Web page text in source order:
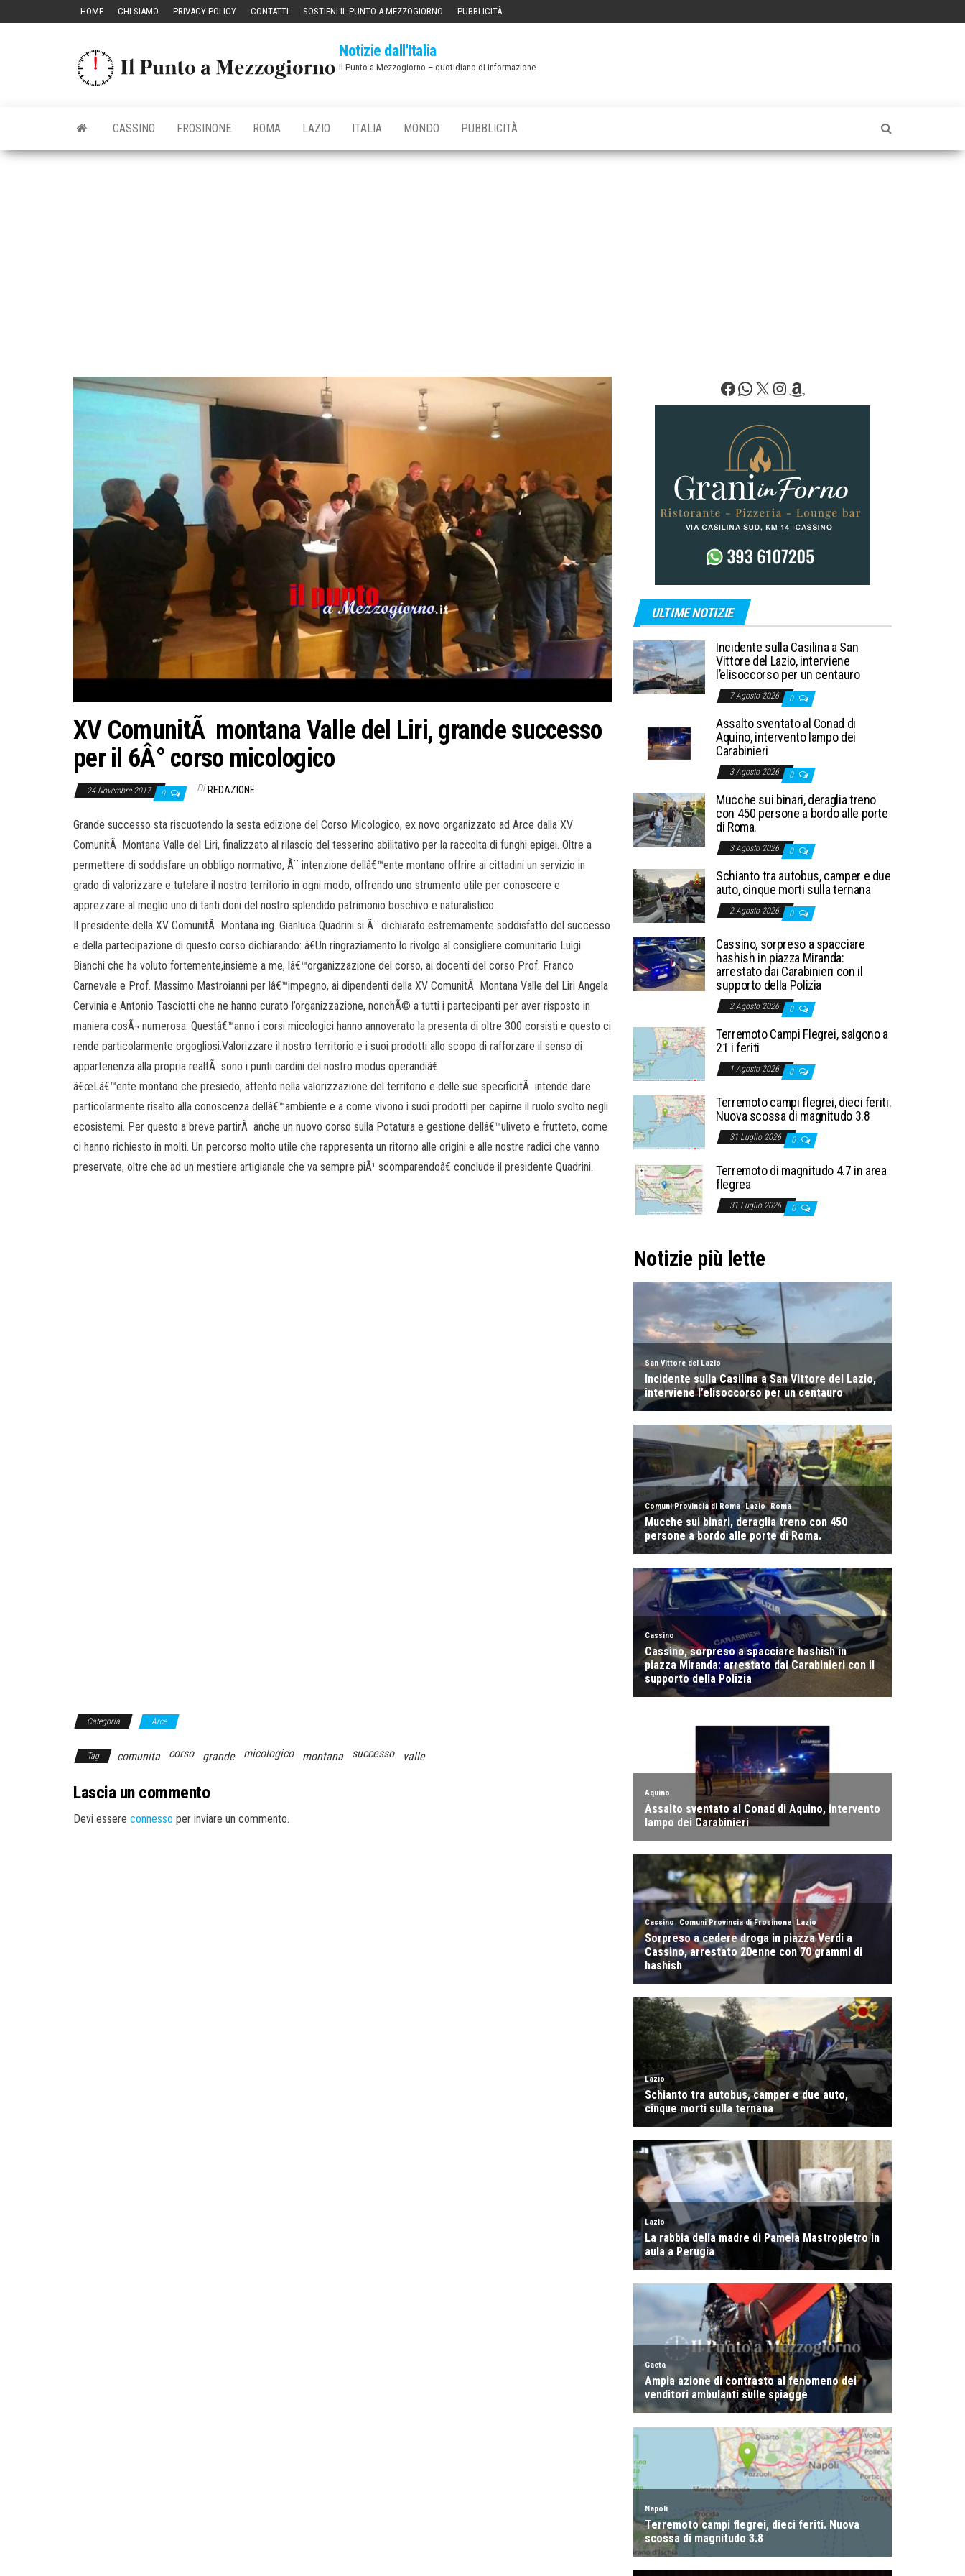
HOME CHI SIAMO PRIVACY POLICY CONTATTI SOSTIENI IL PUNTO A MEZZOGIORNO PUBBLICITÀ
Notizie dall'Italia
Il Punto a Mezzogiorno – quotidiano di informazione
CASSINO FROSINONE ROMA LAZIO ITALIA MONDO PUBBLICITÀ
XV ComunitÃ montana Valle del Liri, grande successo
per il 6Â° corso micologico
24 Novembre 2017 0 Di REDAZIONE
Grande successo sta riscuotendo la sesta edizione del Corso Micologico, ex novo organizzato ad Arce dalla XV
ComunitÃ Montana Valle del Liri, finalizzato al rilascio del tesserino abilitativo per la raccolta di funghi epigei. Oltre a
permettere di soddisfare un obbligo normativo, Ã¨ intenzione dellâ€™ente montano offrire ai cittadini un servizio in
grado di valorizzare e tutelare il nostro territorio in ogni modo, offrendo uno strumento utile per conoscere e
apprezzare al meglio uno di tanti doni del nostro splendido patrimonio boschivo e naturalistico.
Il presidente della XV ComunitÃ Montana ing. Gianluca Quadrini si Ã¨ dichiarato estremamente soddisfatto del successo
e della partecipazione di questo corso dichiarando: â€Un ringraziamento lo rivolgo al consigliere comunitario Luigi
Bianchi che ha voluto fortemente,insieme a me, lâ€™organizzazione del corso, ai docenti del corso Prof. Franco
Carnevale e Prof. Massimo Mastroianni per lâ€™impegno, ai dipendenti della XV ComunitÃ Montana Valle del Liri Angela
Cervinia e Antonio Tasciotti che ne hanno curato l’organizzazione, nonchÃ© a tutti i partecipanti per aver risposto in
maniera cosÃ¬ numerosa. Questâ€™anno i corsi micologici hanno annoverato la presenta di oltre 300 corsisti e questo ci
rende particolarmente orgogliosi.Valorizzare il nostro territorio e i suoi prodotti allo scopo di rafforzare il senso di
appartenenza alla propria realtÃ sono i punti cardini del nostro modus operandiâ€.
â€œLâ€™ente montano che presiedo, attento nella valorizzazione del territorio e delle sue specificitÃ intende dare
particolarmente risalto alla conoscenza dellâ€™ambiente e a come vivono i suoi prodotti per capirne il ruolo svolto negli
ecosistemi. Per questo a breve partirÃ anche un nuovo corso sulla Potatura e gestione dellâ€™uliveto e frutteto, come
ci hanno richiesto in molti. Un percorso molto utile che rappresenta un ritorno alle origini e alle nostre radici che vanno
preservate, oltre che ad un mestiere artigianale che va sempre piÃ¹ scomparendoâ€ conclude il presidente Quadrini.
Categoria Arce
Tag comunita corso grande micologico montana successo valle
Lascia un commento
Devi essere connesso per inviare un commento.
Facebook
WhatsApp
X Instagram
Amazon
ULTIME NOTIZIE
Incidente sulla Casilina a San
Vittore del Lazio, interviene
l’elisoccorso per un centauro
7 Agosto 2026 0
Assalto sventato al Conad di
Aquino, intervento lampo dei
Carabinieri
3 Agosto 2026 0
Mucche sui binari, deraglia treno
con 450 persone a bordo alle porte
di Roma.
3 Agosto 2026 0
Schianto tra autobus, camper e due
auto, cinque morti sulla ternana
2 Agosto 2026 0
Cassino, sorpreso a spacciare
hashish in piazza Miranda:
arrestato dai Carabinieri con il
supporto della Polizia
2 Agosto 2026 0
Terremoto Campi Flegrei, salgono a
21 i feriti
1 Agosto 2026 0
Terremoto campi flegrei, dieci feriti.
Nuova scossa di magnitudo 3.8
31 Luglio 2026 0
Terremoto di magnitudo 4.7 in area
flegrea
31 Luglio 2026 0
Notizie più lette